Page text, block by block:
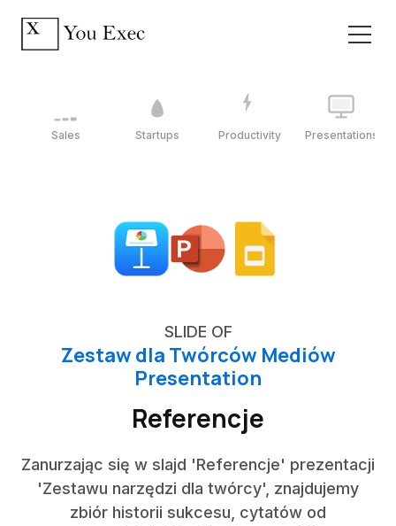
Sales Startups Productivity Presentations
SLIDE OF
Zestaw dla Twórców Mediów
Presentation
Referencje
Zanurzając się w slajd 'Referencje' prezentacji
'Zestawu narzędzi dla twórcy', znajdujemy
zbiór historii sukcesu, cytatów od